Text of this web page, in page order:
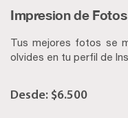
Impresion de
Tus mejores fotos se
olvides en tu perfil de
$6.500